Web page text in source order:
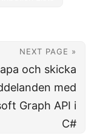
NEXT PAGE »
och skicka
med
Graph API i
C#